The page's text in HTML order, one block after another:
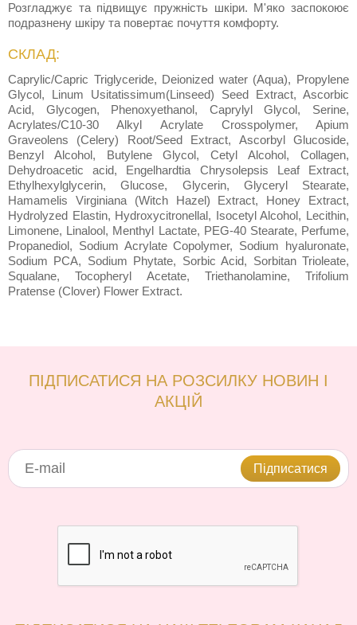
Розгладжує та підвищує пружність шкіри. М'яко заспокоює
подразнену шкіру та повертає почуття комфорту.
СКЛАД:
Caprylic/Capric Triglyceride, Deionized water (Aqua), Propylene
Glycol, Linum Usitatissimum(Linseed) Seed Extract, Ascorbic
Acid, Glycogen, Phenoxyethanol, Caprylyl Glycol, Serine,
Acrylates/C10-30 Alkyl Acrylate Crosspolymer, Apium
Graveolens (Celery) Root/Seed Extract, Ascorbyl Glucoside,
Benzyl Alcohol, Butylene Glycol, Cetyl Alcohol, Collagen,
Dehydroacetic acid, Engelhardtia Chrysolepsis Leaf Extract,
Ethylhexylglycerin, Glucose, Glycerin, Glyceryl Stearate,
Hamamelis Virginiana (Witch Hazel) Extract, Honey Extract,
Hydrolyzed Elastin, Hydroxycitronellal, Isocetyl Alcohol, Lecithin,
Limonene, Linalool, Menthyl Lactate, PEG-40 Stearate, Perfume,
Propanediol, Sodium Acrylate Copolymer, Sodium hyaluronate,
Sodium PCA, Sodium Phytate, Sorbic Acid, Sorbitan Trioleate,
Squalane, Tocopheryl Acetate, Triethanolamine, Trifolium
Pratense (Clover) Flower Extract.
ПІДПИСАТИСЯ НА РОЗСИЛКУ НОВИН І
АКЦІЙ
Підписатися